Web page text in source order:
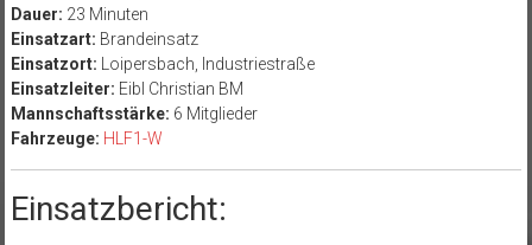
Dauer: 23 Minuten
Einsatzart: Brandeinsatz
Einsatzort: Loipersbach, Industriestraße
Einsatzleiter: Eibl Christian BM
Mannschaftsstärke: 6 Mitglieder
Fahrzeuge: HLF1-W
Einsatzbericht: